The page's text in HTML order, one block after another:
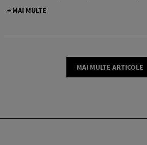
+ MAI MULTE
MAI MULTE ARTICOLE